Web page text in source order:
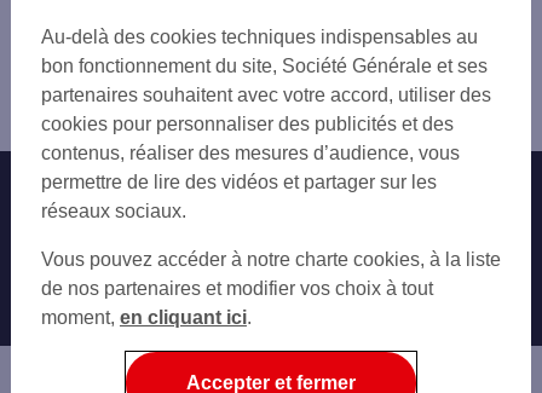
LALLAING
C.CIAL NOYELLES GODAULT
VITRY EN ARTOIS 2 RUE DE LA GARE
MONTIGNY EN OSTREVENT
HENIN BEAUMONT GRU
HENIN BEAUMONT 110 PL DE LA REPUBLI
TOTAL LES HAUTOITS
OIGNIES 1 RUE DU 1ER MAI
ECOURT SAINT QUENTIN
HARNES 10 GD PL
MERICOURT 20 PL JEAN JAURES
HARNES
ANICHE
MÉRICOURT
CARVIN
SOMAIN
LENS
AVION
SECLIN
Douai
Distributeur/automate DOUAI 4 RUE DELEGORGUE
Nos engagements Nous contacter
Autres sites SG
Professionnels
Entreprises
Associations
Au-delà des cookies techniques indispensables au
bon fonctionnement du site, Société Générale et ses
partenaires souhaitent avec votre accord, utiliser des
cookies pour personnaliser des publicités et des
contenus, réaliser des mesures d’audience, vous
permettre de lire des vidéos et partager sur les
réseaux sociaux.
Vous pouvez accéder à notre charte cookies, à la liste
de nos partenaires et modifier vos choix à tout
moment, en cliquant ici.
Accepter et fermer